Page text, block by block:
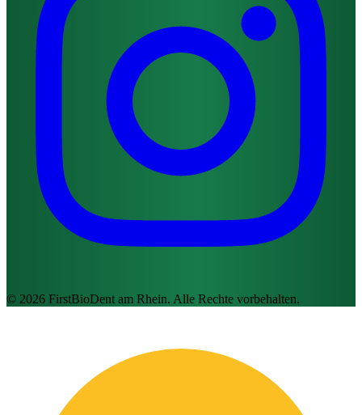
© 2026 FirstBioDent am Rhein. Alle Rechte vorbehalten.